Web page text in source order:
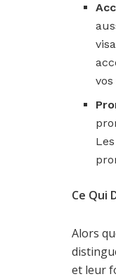
vos
Ce Qui
Alors
et leur